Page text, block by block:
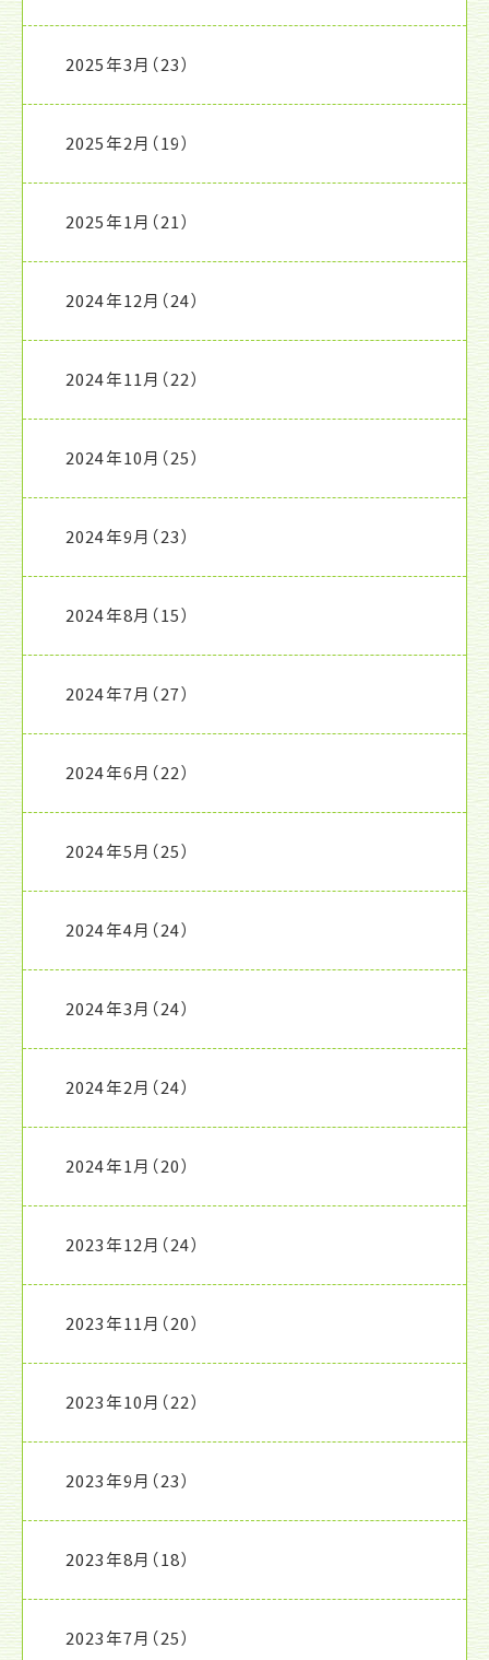
2025年3月 （23）
2025年2月 （19）
2025年1月 （21）
2024年12月 （24）
2024年11月 （22）
2024年10月 （25）
2024年9月 （23）
2024年8月 （15）
2024年7月 （27）
2024年6月 （22）
2024年5月 （25）
2024年4月 （24）
2024年3月 （24）
2024年2月 （24）
2024年1月 （20）
2023年12月 （24）
2023年11月 （20）
2023年10月 （22）
2023年9月 （23）
2023年8月 （18）
2023年7月 （25）